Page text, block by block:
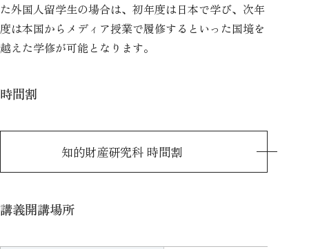
た外国人留学生の場合は、初年度は日本で学び、次年
度は本国からメディア授業で履修するといった国境を
越えた学修が可能となります。
時間割
知的財産研究科 時間割
講義開講場所